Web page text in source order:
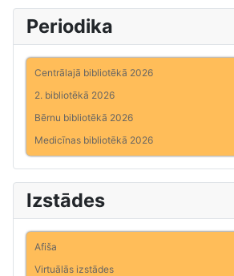
Periodika
Centrālajā bibliotēkā 2026
2. bibliotēkā 2026
Bērnu bibliotēkā 2026
Medicīnas bibliotēkā 2026
Izstādes
Afiša
Virtuālās izstādes